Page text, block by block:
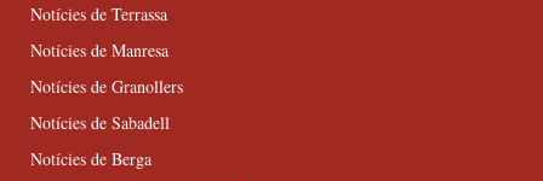
Notícies de Terrassa
Notícies de Manresa
Notícies de Granollers
Notícies de Sabadell
Notícies de Berga